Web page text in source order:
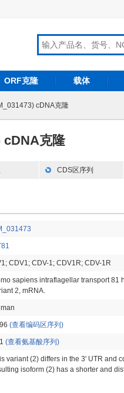
ORF克隆 载体
cDNA克隆
cDNA克隆
CDS区序列
CDV1; CDV-1; CDV1R; CDV-1R
sapiens intraflagellar transport 81
2, mRNA.
(查看编码区序列)
(查看氨基酸序列)
variant (2) differs in the 3' UTR and
isoform (2) has a shorter and